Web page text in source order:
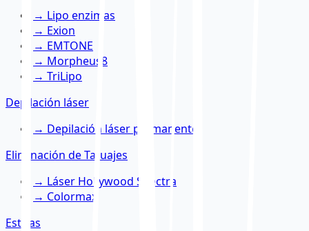
→ Lipo enzimas
→ Exion
→ EMTONE
→ Morpheus8
→ TriLipo
Depilación láser
→ Depilación láser permanente
Eliminación de Tatuajes
→ Láser Hollywood Spectra
→ Colormax
Estrías